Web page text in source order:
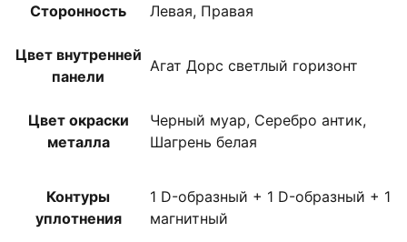
Сторонность Левая, Правая
Цвет внутренней
панели
Агат Дорс светлый горизонт
Цвет окраски
металла
Черный муар, Серебро антик,
Шагрень белая
Контуры
уплотнения
1 D-образный + 1 D-образный + 1
магнитный